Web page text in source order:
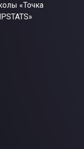
«Точка